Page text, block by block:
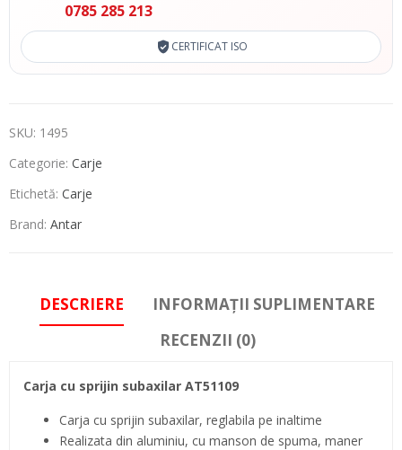
0785 285 213
CERTIFICAT ISO
SKU: 1495
Categorie: Carje
Etichetă: Carje
Brand: Antar
DESCRIERE
INFORMAȚII SUPLIMENTARE
RECENZII (0)
Carja cu sprijin subaxilar AT51109
Carja cu sprijin subaxilar, reglabila pe inaltime
Realizata din aluminiu, cu manson de spuma, maner